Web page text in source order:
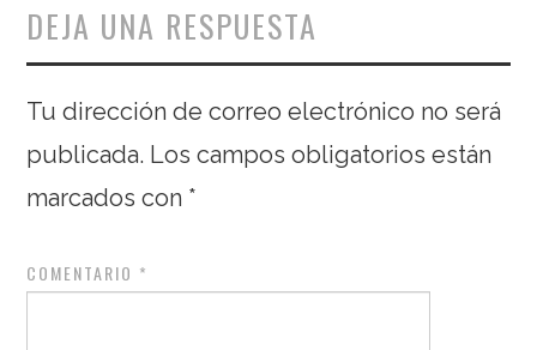
DEJA UNA RESPUESTA
Tu dirección de correo electrónico no será
publicada. Los campos obligatorios están
marcados con *
COMENTARIO *